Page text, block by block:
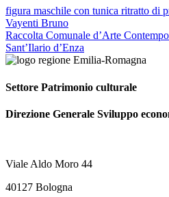
figura maschile con tunica ritratto di
Vayenti Bruno
Raccolta Comunale d’Arte
Sant’Ilario d’Enza
Settore Patrimonio culturale
Direzione Generale Sviluppo
Viale Aldo Moro 44
40127 Bologna